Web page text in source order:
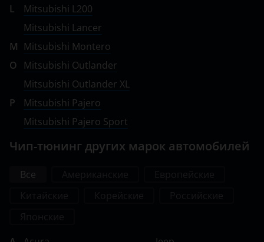
L
Mitsubishi L200
Mitsubishi Lancer
M Mitsubishi Montero
O
Mitsubishi Outlander
Mitsubishi Outlander XL
P
Mitsubishi Pajero
Mitsubishi Pajero Sport
Чип-тюнинг других марок автомобилей
Все